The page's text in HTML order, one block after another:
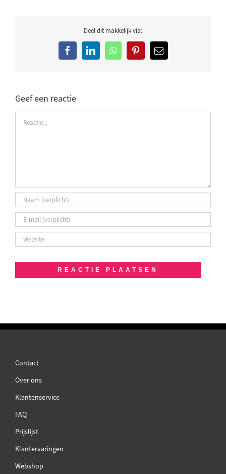
Deel dit makkelijk via:
FacebookLinkedInWhatsAppPinterest
E-
Geef een reactie
Contact
Over ons
Klantenservice
FAQ
Prijslijst
Klantervaringen
Webshop